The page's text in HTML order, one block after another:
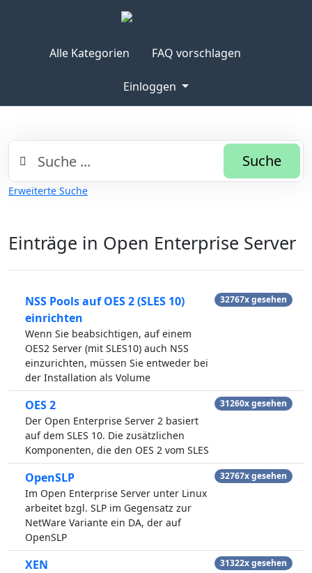
Alle Kategorien FAQ vorschlagen
Einloggen
Suche
Erweiterte Suche
Einträge in Open Enterprise Server
NSS Pools auf OES 2 (SLES 10)
einrichten
Wenn Sie beabsichtigen, auf einem
OES2 Server (mit SLES10) auch NSS
einzurichten, müssen Sie entweder bei
der Installation als Volume
32767x gesehen
OES 2
Der Open Enterprise Server 2 basiert
auf dem SLES 10. Die zusätzlichen
Komponenten, die den OES 2 vom SLES
31260x gesehen
OpenSLP
Im Open Enterprise Server unter Linux
arbeitet bzgl. SLP im Gegensatz zur
NetWare Variante ein DA, der auf
OpenSLP
32767x gesehen
XEN 31322x gesehen